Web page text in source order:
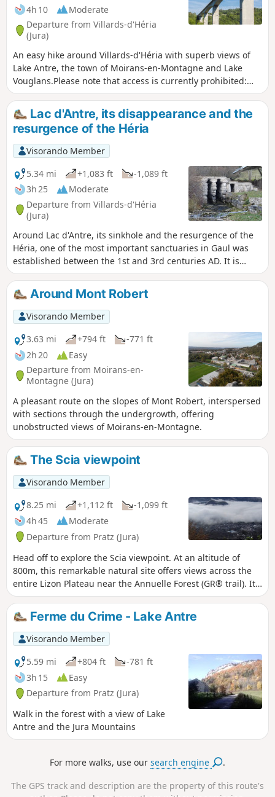
4h 10
Moderate
Departure from Villards-d'Héria
(Jura)
An easy hike around Villards-d'Héria with superb views of
Lake Antre, the town of Moirans-en-Montagne and Lake
Vouglans.Please note that access is currently prohibited:
following a landslide, access to the Lac d'Antre viewpoint is
prohibited until further notice. From point (2), go directly to
point (4). Please note: there has been a forest fire between
points (4) and (7) since 17/08/2025 at 7 p.m. Do not attempt
this route
Lac d'Antre, its disappearance and the
resurgence of the Héria
Visorando Member
5.34 mi
+1,083 ft
-1,089 ft
3h 25
Moderate
Departure from Villards-d'Héria
(Jura)
Around Lac d'Antre, its sinkhole and the resurgence of the
Héria, one of the most important sanctuaries in Gaul was
established between the 1st and 3rd centuries AD. It is
through the cult of water that I invite you to discover the
ancient city of Antre, its Gallo-Roman remains, its
resurgences and its cliff perched 962 m above the lake,
Please note: due to bad weather and tree-felling work
around Lake Antre, access around the lake and to the
Belvédère is prohibited. When facing Lake Antre, you must
head for points (3) and (6) and avoid points (1), (2), (4) and
(5).
Around Mont Robert
Visorando Member
3.63 mi
+794 ft
-771 ft
2h 20
Easy
Departure from Moirans-en-
Montagne (Jura)
A pleasant route on the slopes of Mont Robert, interspersed
with sections through the undergrowth, offering
unobstructed views of Moirans-en-Montagne.
The Scia viewpoint
Visorando Member
8.25 mi
+1,112 ft
-1,099 ft
4h 45
Moderate
Departure from Pratz (Jura)
Head off to explore the Scia viewpoint. At an altitude of
800m, this remarkable natural site offers views across the
entire Lizon Plateau near the Annuelle Forest (GR® trail). It
is equipped with an orientation table and picnic facilities.
Then head to another natural site: Lac d’Antre.
Ferme du Crime - Lake Antre
Visorando Member
5.59 mi
+804 ft
-781 ft
3h 15
Easy
Departure from Pratz (Jura)
Walk in the forest with a view of Lake
Antre and the Jura Mountains
For more walks, use oursearch engine .
The GPS track and description are the property of this route's